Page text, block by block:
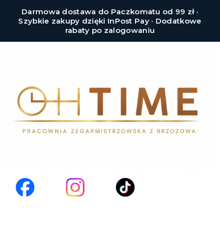
Darmowa dostawa do Paczkomatu od 99 zł ·
Szybkie zakupy dzięki InPost Pay · Dodatkowe
rabaty po zalogowaniu